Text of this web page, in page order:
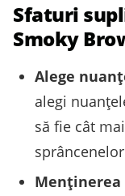
Sfaturi
Smoky
Alege
alegi
să fie cât